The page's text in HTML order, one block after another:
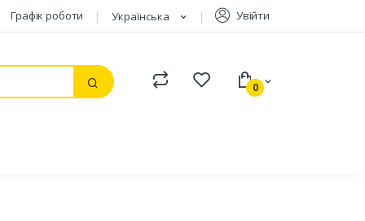
Графік роботи Українська Увійти
Пошук
Compare Watchlist
0